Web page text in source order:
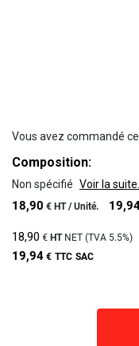
Vous avez commandé
Composition:
Non spécifié Voir la suite...
18,90 € HT /Unité.
18,90 € HTNET (TVA 5.5%)
19,94 € TTC SAC